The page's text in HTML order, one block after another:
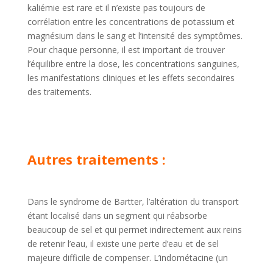
kaliémie est rare et il n’existe pas toujours de
corrélation entre les concentrations de potassium et
magnésium dans le sang et l’intensité des symptômes.
Pour chaque personne, il est important de trouver
l’équilibre entre la dose, les concentrations sanguines,
les manifestations cliniques et les effets secondaires
des traitements.
Autres traitements :
Dans le syndrome de Bartter, l’altération du transport
étant localisé dans un segment qui réabsorbe
beaucoup de sel et qui permet indirectement aux reins
de retenir l’eau, il existe une perte d’eau et de sel
majeure difficile de compenser. L’indométacine (un